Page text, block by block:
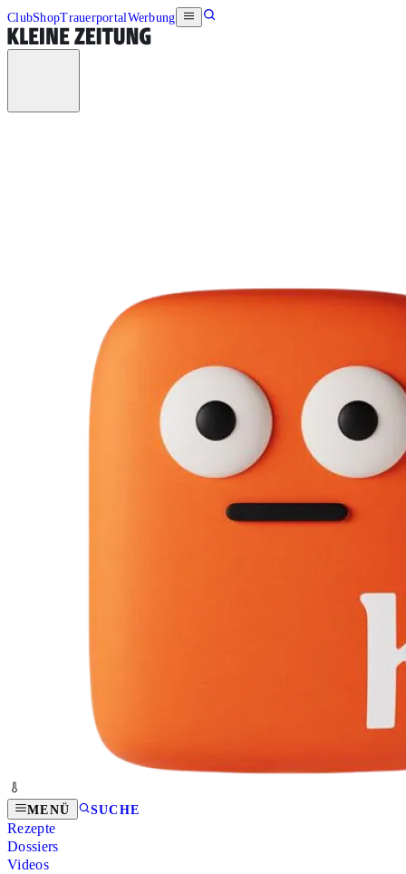
ClubShopTrauerportalWerbung
MENÜ SUCHE
Rezepte
Dossiers
Videos